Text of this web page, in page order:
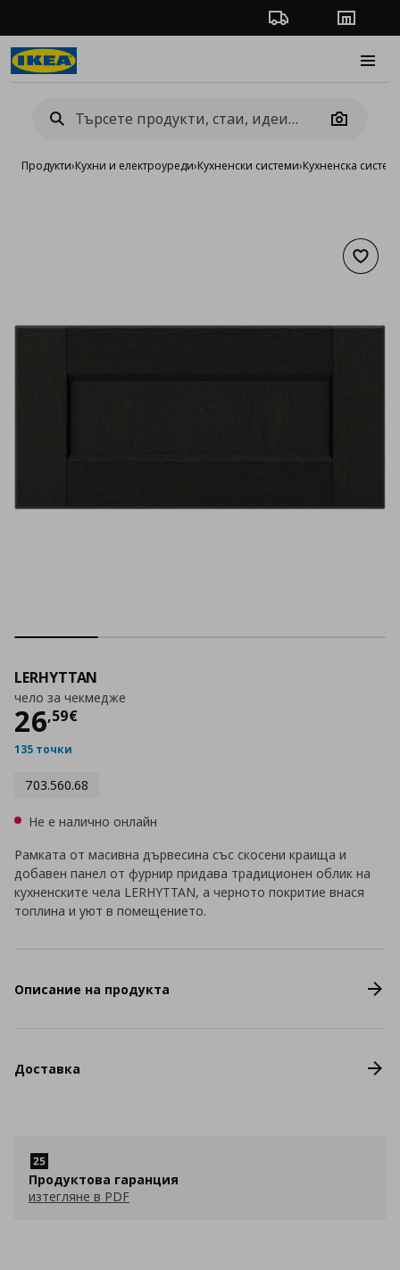
Проследяване на
Camera
Продукти›Кухни и електроуреди›Кухненски системи›Кухненска
LERHYTTAN
чело за чекмедже
26,59€
Цена
135 точки
703.560.68
Не е налично онлайн
Рамката от масивна дървесина със скосени краища и
добавен панел от фурнир придава традиционен облик на
кухненските чела LERHYTTAN, а черното покритие внася
топлина и уют в помещението.
Описание на продукта
Доставка
Продуктова гаранция
изтегляне в PDF